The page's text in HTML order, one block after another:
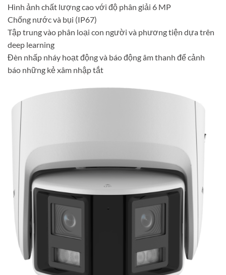
Hình ảnh chất lượng cao với độ phân giải 6 MP
Chống nước và bụi (IP67)
Tập trung vào phân loại con người và phương tiện dựa trên
deep learning
Đèn nhấp nháy hoạt động và báo động âm thanh để cảnh
báo những kẻ xâm nhập tắt